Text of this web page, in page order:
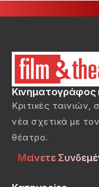
Κινηματογράφος
Κριτικές ταινιών,
νέα σχετικά με
θέατρο.
Μείνετε